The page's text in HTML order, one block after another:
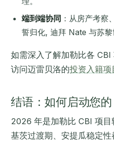
端到端协同 ：从房产考察
誓归化, 迪拜 Nate 与苏黎
如需深入了解加勒比各
访问迈雷贝洛的投资入籍项
结语：如何启动您
2026 年是加勒比 CBI 项目
基茨过渡期、安提瓜稳定